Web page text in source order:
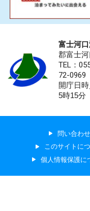
富士河
郡富士
TEL：
72-0969
開庁日
5時15分
問い合わせ
このサイトに
個人情報保護に